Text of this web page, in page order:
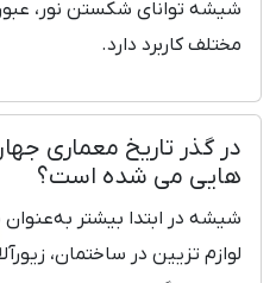
شیشه توانای شکستن نور، عبور
مختلف کاربرد دارد.
در گذر تاریخ معماری
هایی می شده است؟
شیشه در ابتدا بیشتر
لوازم تزیین در ساختمان،